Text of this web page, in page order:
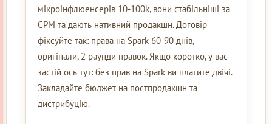
мікроінфлюенсерів 10-100k, вони стабільніші за
CPM та дають нативний продакшн. Договір
фіксуйте так: права на Spark 60-90 днів,
оригінали, 2 раунди правок. Якщо коротко, у вас
застій ось тут: без прав на Spark ви платите двічі.
Закладайте бюджет на постпродакшн та
дистрибуцію.